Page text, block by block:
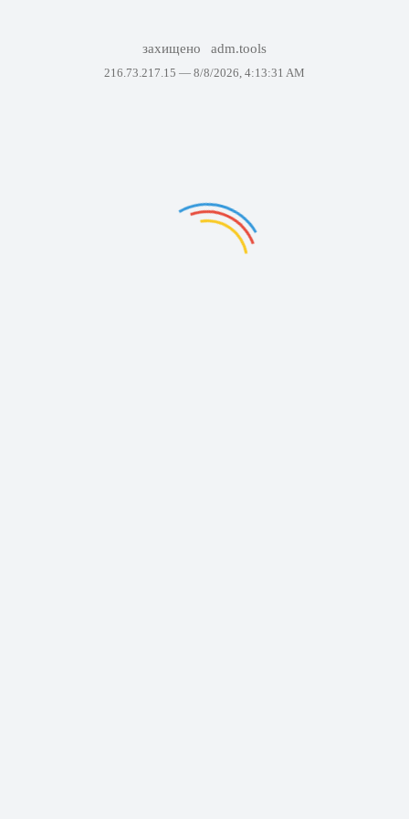
захищено adm.tools
216.73.217.15 — 8/8/2026, 4:13:31 AM